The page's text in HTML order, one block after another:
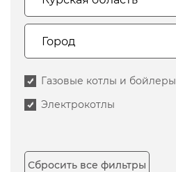
Газовые котлы и бойлеры
Электрокотлы
Сбросить все фильтры